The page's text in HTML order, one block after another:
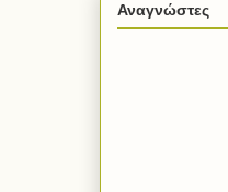
Αναγνώστες